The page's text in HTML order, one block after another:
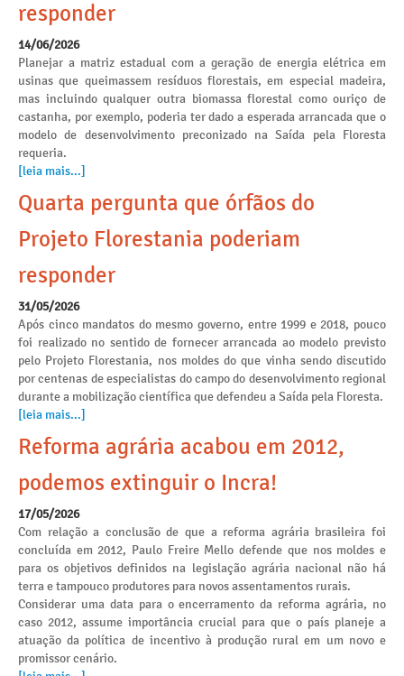
responder
14/06/2026
Planejar a matriz estadual com a geração de energia elétrica em
usinas que queimassem resíduos florestais, em especial madeira,
mas incluindo qualquer outra biomassa florestal como ouriço de
castanha, por exemplo, poderia ter dado a esperada arrancada que o
modelo de desenvolvimento preconizado na Saída pela Floresta
requeria.
[leia mais...]
Quarta pergunta que órfãos do
Projeto Florestania poderiam
responder
31/05/2026
Após cinco mandatos do mesmo governo, entre 1999 e 2018, pouco
foi realizado no sentido de fornecer arrancada ao modelo previsto
pelo Projeto Florestania, nos moldes do que vinha sendo discutido
por centenas de especialistas do campo do desenvolvimento regional
durante a mobilização científica que defendeu a Saída pela Floresta.
[leia mais...]
Reforma agrária acabou em 2012,
podemos extinguir o Incra!
17/05/2026
Com relação a conclusão de que a reforma agrária brasileira foi
concluída em 2012, Paulo Freire Mello defende que nos moldes e
para os objetivos definidos na legislação agrária nacional não há
terra e tampouco produtores para novos assentamentos rurais.
Considerar uma data para o encerramento da reforma agrária, no
caso 2012, assume importância crucial para que o país planeje a
atuação da política de incentivo à produção rural em um novo e
promissor cenário.